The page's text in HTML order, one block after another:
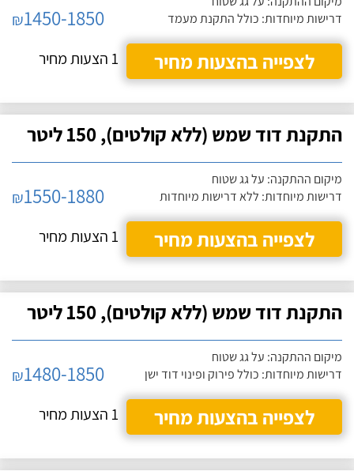
דרישות מיוחדות: כולל התקנת מעמד
₪1450-1850
לצפייה בהצעות מחיר
1 הצעות מחיר
התקנת דוד שמש (ללא קולטים), 150 ליטר
מיקום ההתקנה: על גג שטוח
דרישות מיוחדות: ללא דרישות מיוחדות
₪1550-1880
לצפייה בהצעות מחיר
1 הצעות מחיר
התקנת דוד שמש (ללא קולטים), 150 ליטר
מיקום ההתקנה: על גג שטוח
דרישות מיוחדות: כולל פירוק ופינוי דוד ישן
₪1480-1850
לצפייה בהצעות מחיר
1 הצעות מחיר